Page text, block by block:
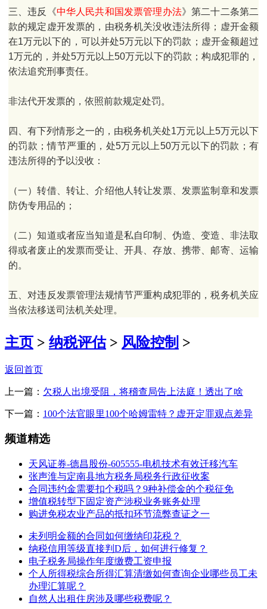
三、违反《中华人民共和国发票管理办法》第二十二条第二
款的规定虚开发票的，由税务机关没收违法所得；虚开金额
在1万元以下的，可以并处5万元以下的罚款；虚开金额超过
1万元的，并处5万元以上50万元以下的罚款；构成犯罪的，
依法追究刑事责任。
非法代开发票的，依照前款规定处罚。
四、有下列情形之一的，由税务机关处1万元以上5万元以下
的罚款；情节严重的，处5万元以上50万元以下的罚款；有
违法所得的予以没收：
（一）转借、转让、介绍他人转让发票、发票监制章和发票
防伪专用品的；
（二）知道或者应当知道是私自印制、伪造、变造、非法取
得或者废止的发票而受让、开具、存放、携带、邮寄、运输
的。
五、对违反发票管理法规情节严重构成犯罪的，税务机关应
当依法移送司法机关处理。
主页 > 纳税评估> 风险控制 >
返回首页
上一篇： 欠税人出境受阻，将稽查局告上法庭！透出了啥
下一篇： 100个法官眼里100个哈姆雷特？虚开定罪观点差异
频道精选
天风证券-德昌股份-605555-电机技术有效迁移汽车
张声淮与定南县地方税务局税务行政征收案
合同违约金需要扣个税吗？9种补偿金的个税征免
增值税转型下固定资产涉税业务账务处理
购进免税农业产品的抵扣环节流弊查证之一
未列明金额的合同如何缴纳印花税？
纳税信用等级直接判D后，如何进行修复？
电子税务局操作年度缴费工资申报
个人所得税综合所得汇算清缴如何查询企业哪些员工未
办理汇算呢？
自然人出租住房涉及哪些税费呢？